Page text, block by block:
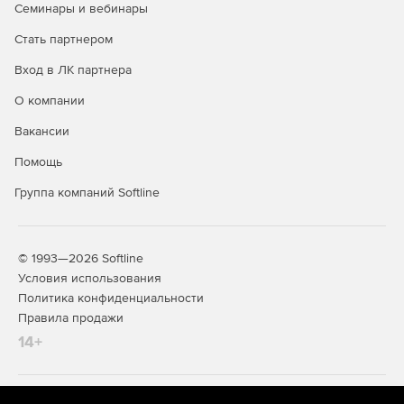
работать с жесткими дисками объемом более 2 Тб.
Возможность применения современных
Рутокен ЭЦП 2.0 и Рутокен Lite; смарт-карты: JaCarta-2
Семинары и вебинары
Стать партнером
Вход в ЛК партнера
О компании
Вакансии
Помощь
Группа компаний Softline
© 1993—2026 Softline
Условия использования
Политика конфиденциальности
Правила продажи
14+